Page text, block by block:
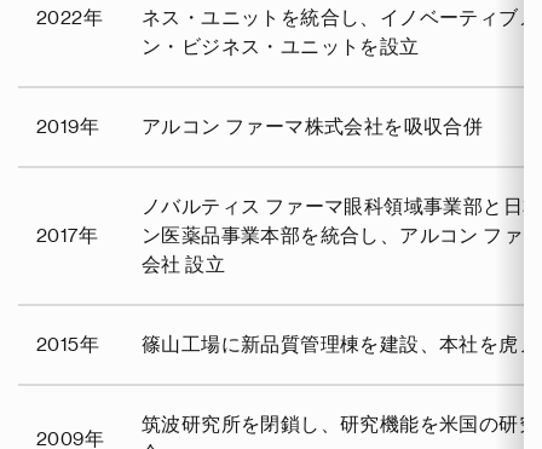
2022年
ネス・ユニットを統合し、イノベーティブ
ン・ビジネス・ユニットを設立
2019年 アルコン ファーマ株式会社を吸収合併
2017年
ノバルティス ファーマ眼科領域事業部と日
ン医薬品事業本部を統合し、アルコン ファ
会社 設立
2015年 篠山工場に新品質管理棟を建設、本社を虎
2009年
筑波研究所を閉鎖し、研究機能を米国の研